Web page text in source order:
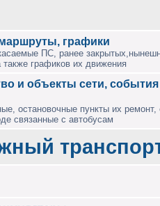
графики
ПС, ранее
графиков их движения
и объекты сети,
остановочные пункты их ремонт,
связанные с автобусам